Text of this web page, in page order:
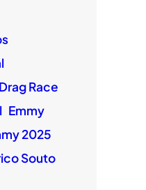
Drag Race
Emmy
2025
Souto